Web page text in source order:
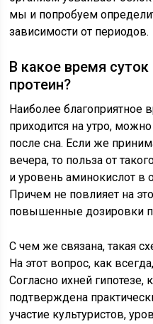
мы и попробуем
зависимости от периодов.
В какое время
протеин?
Наиболее благоприятное
приходится на утро,
после сна. Если же
вечера, то польза от
и уровень аминокислот в
Причем не повлияет на
повышенные дозировки
С чем же связана, такая
На этот вопрос, как
Согласно ихней гипотезе,
подтверждена
участие культуристов,